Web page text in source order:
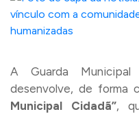
A Guarda
desenvolve, de forma
Municipal Cidadã”,